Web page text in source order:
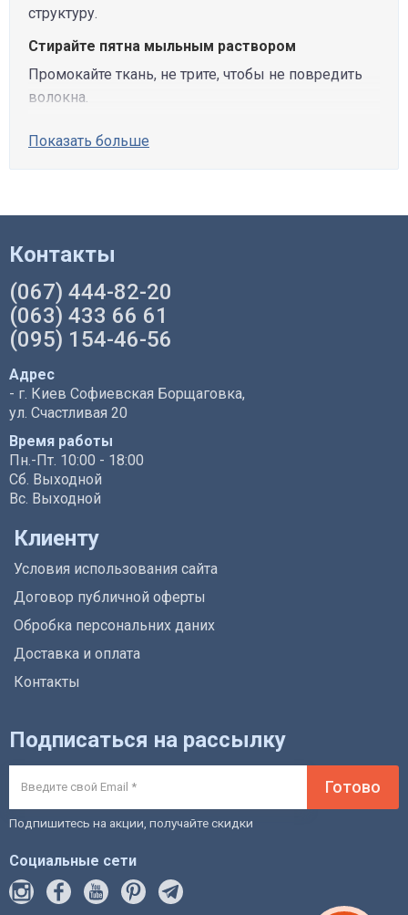
структуру.
Стирайте пятна мыльным раствором
Промокайте ткань, не трите, чтобы не повредить
волокна.
Показать больше
Контакты
(067) 444-82-20
(063) 433 66 61
(095) 154-46-56
Адрес
- г. Киев Софиевская Борщаговка,
ул. Счастливая 20
Время работы
Пн.-Пт. 10:00 - 18:00
Сб. Выходной
Вс. Выходной
Клиенту
Условия использования сайта
Договор публичной оферты
Обробка персональних даних
Доставка и оплата
Контакты
Подписаться на рассылку
Готово
Подпишитесь на акции, получайте скидки
Социальные сети